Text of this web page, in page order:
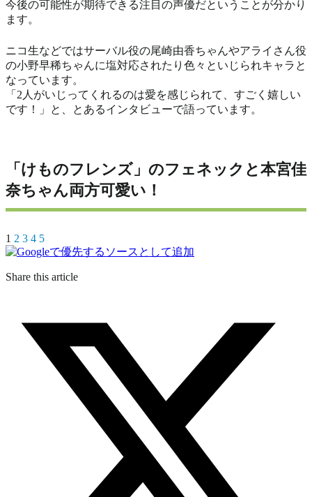
今後の可能性が期待できる注目の声優だということが分かり
ます。
ニコ生などではサーバル役の尾崎由香ちゃんやアライさん役
の小野早稀ちゃんに塩対応されたり色々といじられキャラと
なっています。
「2人がいじってくれるのは愛を感じられて、すごく嬉しい
です！」と、とあるインタビューで語っています。
「けものフレンズ」のフェネックと本宮佳
奈ちゃん両方可愛い！
1 2 3 4 5
Share this article